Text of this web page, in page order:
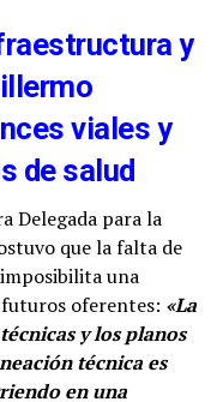
y
viales y
de salud
Delegada para la
que la falta de
una
oferentes: «La
y los planos
técnica es
en una